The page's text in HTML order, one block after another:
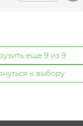
еще 9 из 9
к выбору